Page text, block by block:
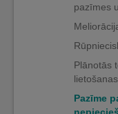
pazīmes
Plānotās
Pazīme